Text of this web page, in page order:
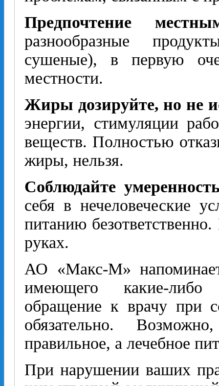
Предпочтение
разнообразные
сушеные), в первую
местности.
Жиры дозируйте, но не
энергии, стимуляции
веществ. Полностью
жиры, нельзя.
Соблюдайте
себя в нечеловеческие
питанию
руках.
АО «Макс-М»
имеющего какие-либо
обращение к врачу при
обязательно.
правильное, а лечебное
При нарушении ваших